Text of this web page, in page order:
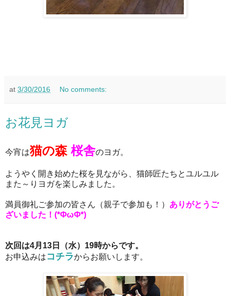
at 3/30/2016 No comments:
お花見ヨガ
今宵は猫の森 桜舎のヨガ。
ようやく開き始めた桜を見ながら、猫師匠たちとユルユル
また～りヨガを楽しみました。
満員御礼ご参加の皆さん（親子で参加も！） ありがとうご
ざいました！ (*ΦωΦ*)
次回は4月 13 日（水） 19時からです。
お申込みはコチラからお願いします。